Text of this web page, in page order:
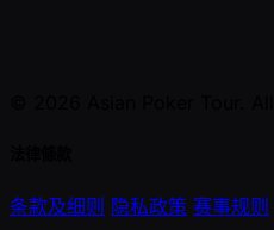
条款及细则 隐私政策 赛事规则